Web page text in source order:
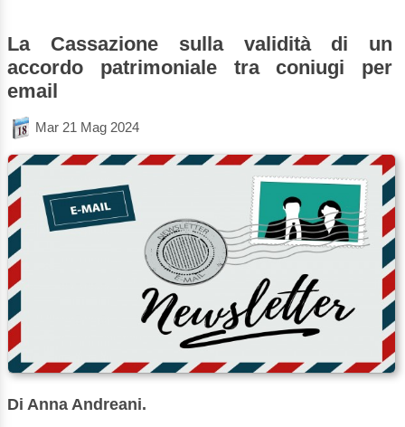
La Cassazione sulla validità di un
accordo patrimoniale tra coniugi per
email
Mar 21 Mag 2024
Di Anna Andreani.